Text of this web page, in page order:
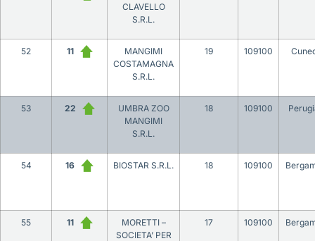
CLAVELLO
S.R.L.
52 11
MANGIMI
COSTAMAGNA
S.R.L.
19 109100
53 22
UMBRA ZOO
MANGIMI
S.R.L.
18 109100
54 16 BIOSTAR S.R.L. 18 109100
55 11
MORETTI –
SOCIETA’ PER
17 109100